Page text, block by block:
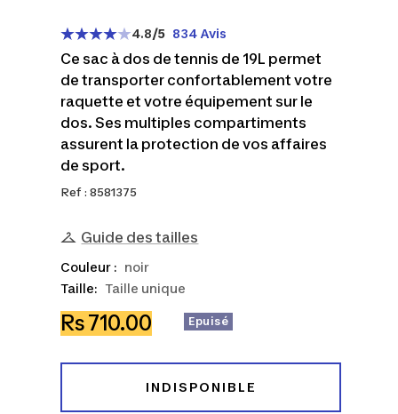
4.8/5 834 Avis
Ce sac à dos de tennis de 19L permet
de transporter confortablement votre
raquette et votre équipement sur le
dos. Ses multiples compartiments
assurent la protection de vos affaires
de sport.
Ref : 8581375
Guide des tailles
Taille: Taille unique
Couleur : noir
Prix
de
Rs 710.00 Epuisé
INDISPONIBLE